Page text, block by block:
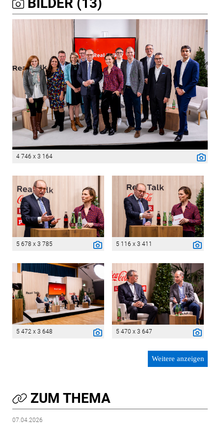
BILDER (13)
4 746 x 3 164
5 678 x 3 785 5 116 x 3 411
5 472 x 3 648 5 470 x 3 647
Weitere anzeigen
ZUM THEMA
07.04.2026